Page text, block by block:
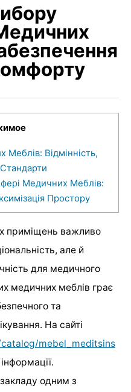
Меблів: Відмінність,
Стандарти
Медичних Меблів:
Простору
приміщень важливо
але й
для медичного
медичних меблів грає
та
На сайті
mebel_meditsins
одним з